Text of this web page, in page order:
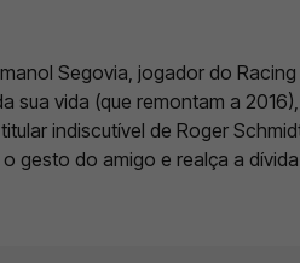
Segovia, jogador do
sua vida (que remontam a
indiscutível de Roger
gesto do amigo e realça a